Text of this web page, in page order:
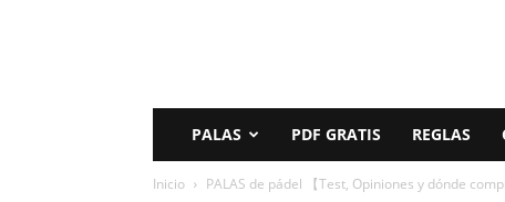
PALAS PDF GRATIS REGLAS
Inicio PALAS de pádel 【Test, Opiniones y dónde